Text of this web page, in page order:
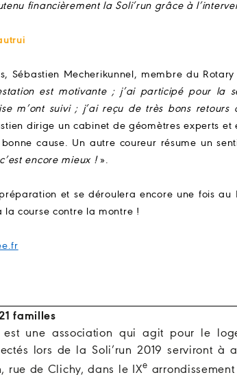
financièrement la Soli’run grâce à
Sébastien Mecherikunnel, membre du
est motivante ; j’ai participé pour la
m’ont suivi ; j’ai reçu de très bons
dirige un cabinet de géomètres experts et
cause. Un autre coureur résume un
encore mieux ! ».
et se déroulera encore une fois au
la course contre la montre !
familles
une association qui agit pour le
lors de la Soli’run 2019 serviront à
rue de Clichy, dans le IXe